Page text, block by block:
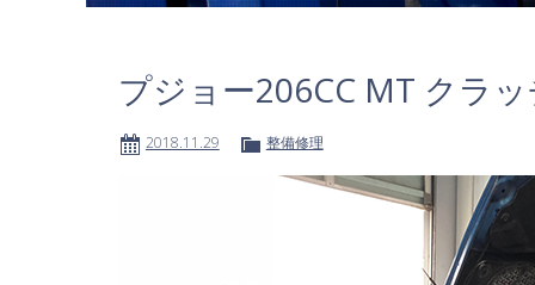
プジョー206CC MT クラ
2018.11.29 整備修理